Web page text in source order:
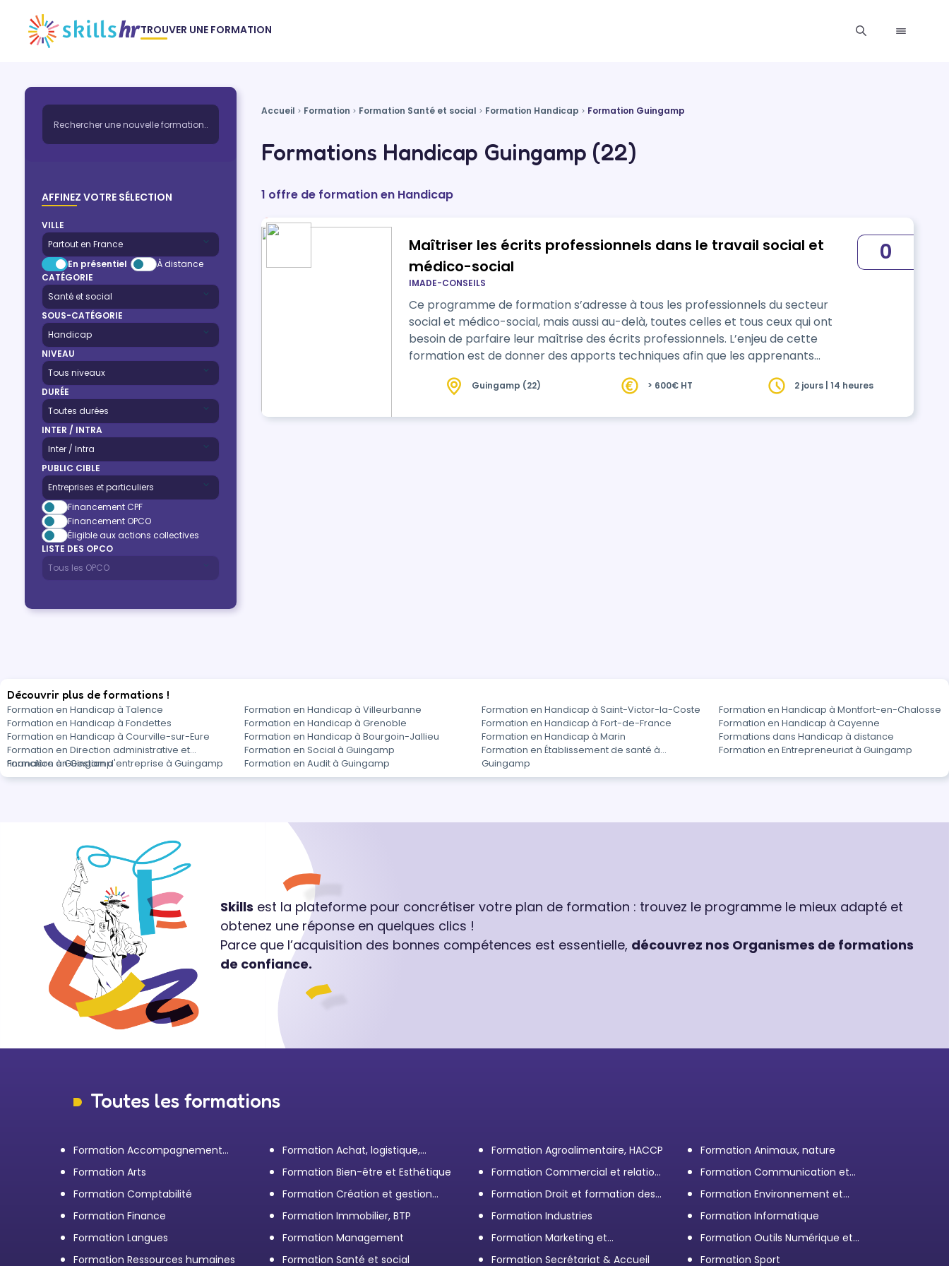
TROUVER UNE FORMATION
AFFINEZ VOTRE SÉLECTION
VILLE
En présentiel
À distance
CATÉGORIE
SOUS-CATÉGORIE
NIVEAU
DURÉE
INTER / INTRA
PUBLIC CIBLE
Financement CPF
Financement OPCO
Éligible aux actions collectives
LISTE DES OPCO
Accueil Formation Formation Santé et social Formation Handicap Formation Guingamp
Formations Handicap Guingamp (22)
1 offre de formation en Handicap
Maîtriser les écrits professionnels dans le travail social et
médico-social
IMADE-CONSEILS
Ce programme de formation s’adresse à tous les professionnels du secteur
social et médico-social, mais aussi au-delà, toutes celles et tous ceux qui ont
besoin de parfaire leur maîtrise des écrits professionnels. L’enjeu de cette
formation est de donner des apports techniques afin que les apprenants
organiser leur pensée dans un écrit professionnel et enfin d’intégrer les
0
Guingamp (22) > 600€ HT 2 jours | 14 heures
Découvrir plus de formations !
Formation en Handicap à Talence Formation en Handicap à Villeurbanne Formation en Handicap à Saint-Victor-la-Coste
Formation en Handicap à Montfort-en-Chalosse
Formation en Handicap à Fondettes
Formation en Handicap à Grenoble Formation en Handicap à Fort-de-France
Formation en Handicap à Cayenne
Formation en Handicap à Courville-sur-Eure
Formation en Handicap à Bourgoin-Jallieu Formation en Handicap à Marin
Formations dans Handicap à distance
Formation en Direction administrative et
financière à Guingamp
Formation en Social à Guingamp
Formation en Établissement de santé à
Guingamp
Formation en Entrepreneuriat à Guingamp
Formation en Gestion d'entreprise à Guingamp
Formation en Audit à Guingamp
Skills est la plateforme pour concrétiser votre plan de formation : trouvez le programme le mieux adapté et
obtenez une réponse en quelques clics !
Parce que l’acquisition des bonnes compétences est essentielle, découvrez nos Organismes de formations
de confiance.
Toutes les formations
Formation Accompagnement
personnel et Bilan de
compétences
Formation Achat, logistique,
transport
Formation Agroalimentaire, HACCP
Formation Animaux, nature
Formation Arts
Formation Bien-être et Esthétique
Formation Commercial et relation
client
Formation Communication et
efficacité personnelle et
professionnelle
Formation Comptabilité
Formation Création et gestion
d'entreprise
Formation Droit et formation des
Élus
Formation Environnement et
démarche RSE
Formation Finance Formation Immobilier, BTP Formation Industries
Formation Informatique
Formation Langues
Formation Management
Formation Marketing et
Communication d'entreprise
Formation Outils Numérique et
Bureautique
Formation Ressources humaines Formation Santé et social Formation Secrétariat & Accueil Formation Sport